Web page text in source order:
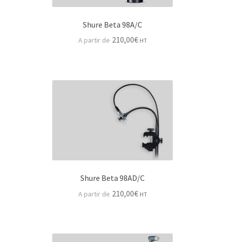
Cable informatique & Switch
Accessoires & consommables
Destockage – Occasions
Support & Widgets
Shure Beta 98A/C
210,00€ HT
Shure Beta 98AD/C
210,00€ HT